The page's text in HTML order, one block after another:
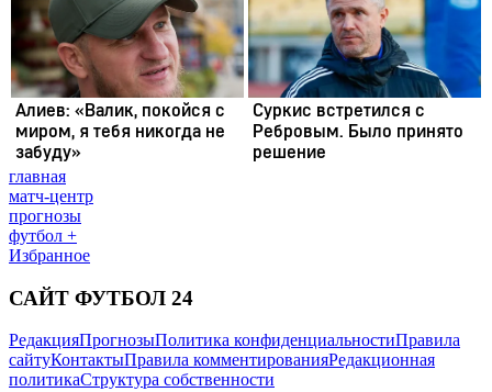
главная
матч-центр
прогнозы
футбол +
Избранное
САЙТ ФУТБОЛ 24
РедакцияПрогнозыПолитика конфиденциальностиПравила
сайтуКонтактыПравила комментированияРедакционная
политикаСтруктура собственности